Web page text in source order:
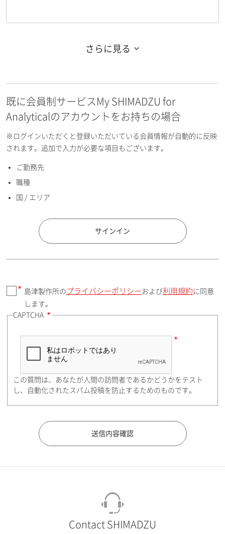
お名前フリガナ（名）
E-mailアドレス（半角英数）
国 / エリア
郵便番号（勤務先）
住所検索
都道府県（勤務先）
さらに見る
既に会員制サービスMy SHIMADZU for
Analyticalのアカウントをお持ちの場合
※ログインいただくと登録いただいている会員情報が自動的に反映
されます。追加で入力が必要な項目もございます。
ご勤務先
職種
国 / エリア
サインイン
島津製作所の プライバシーポリシーおよび利用規約 に同意
します。
CAPTCHA
この質問は、あなたが人間の訪問者であるかどうかをテスト
し、自動化されたスパム投稿を防止するためのものです。
Contact SHIMADZU